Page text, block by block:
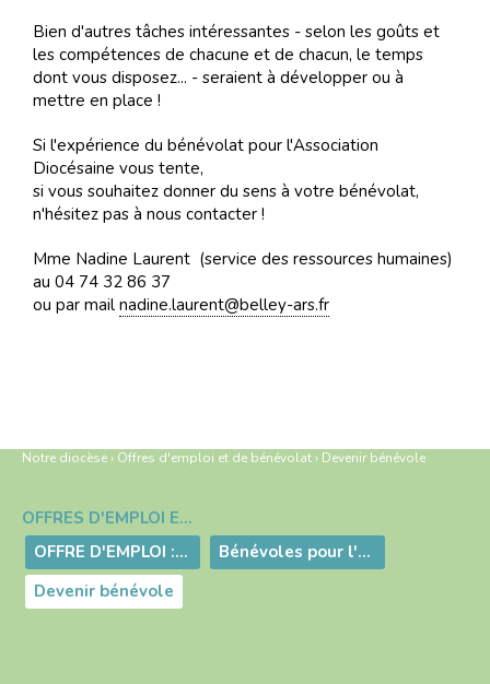
Bien d'autres tâches intéressantes - selon les goûts et
les compétences de chacune et de chacun, le temps
dont vous disposez... - seraient à développer ou à
mettre en place !
Si l'expérience du bénévolat pour l'Association
Diocésaine vous tente,
si vous souhaitez donner du sens à votre bénévolat,
n'hésitez pas à nous contacter !
Mme Nadine Laurent (service des ressources humaines)
au 04 74 32 86 37
ou par mail nadine.laurent@belley-ars.fr
Notre diocèse › Offres d'emploi et de bénévolat › Devenir bénévole
Navigation
OFFRES D'EMPLOI ET DE BÉNÉVOLAT
OFFRE D'EMPLOI : ASSISTANT(E) RESPONSABLE IMMOBILIER EN ALTERNANCE
Bénévoles pour l'accueil à l'évêché
Devenir bénévole